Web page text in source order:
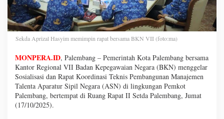
Sekda Aprizal Hasyim memimpin rapat bersama BKN VII (foto:ma)
MONPERA.ID, Palembang – Pemerintah Kota Palembang bersama
Kantor Regional VII Badan Kepegawaian Negara (BKN) menggelar
Sosialisasi dan Rapat Koordinasi Teknis Pembangunan Manajemen
Talenta Aparatur Sipil Negara (ASN) di lingkungan Pemkot
Palembang, bertempat di Ruang Rapat II Setda Palembang, Jumat
(17/10/2025).